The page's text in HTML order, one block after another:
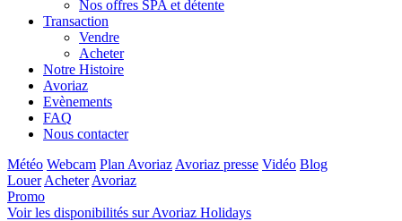
Nos offres SPA et détente
Transaction
Vendre
Acheter
Notre Histoire
Avoriaz
Evènements
FAQ
Nous contacter
Météo Webcam Plan Avoriaz Avoriaz presse Vidéo Blog
Louer Acheter Avoriaz
Promo
Voir les disponibilités sur Avoriaz Holidays